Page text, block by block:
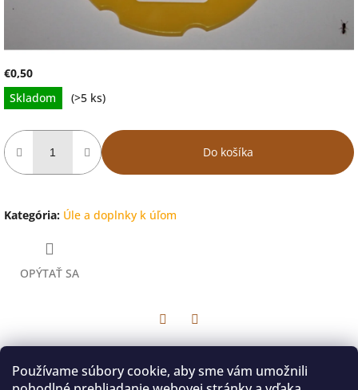
Používame súbory cookie, aby sme vám umožnili
€0,50
Jednotková
cena:
Skladom (>5 ks)
Do košíka
Kategória: Úle a doplnky k úľom
OPÝTAŤ SA
FacebookTwitter
Popis Diskusia